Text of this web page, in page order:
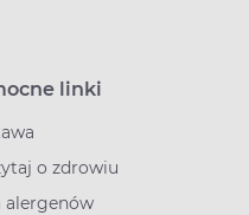
linki
o zdrowiu
alergenów